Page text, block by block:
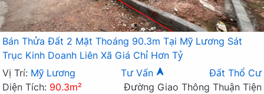
Bán Thửa Đất 2 Mặt Thoáng 90.3m Tại Mỹ Lương Sát
Trục Kinh Doanh Liên Xã Giá Chỉ Hơn Tỷ
Vị Trí: Mỹ Lương Tư Vấn
Đất Thổ Cư
Diện Tích: 90.3m²
Đường Giao Thông Thuận Tiện